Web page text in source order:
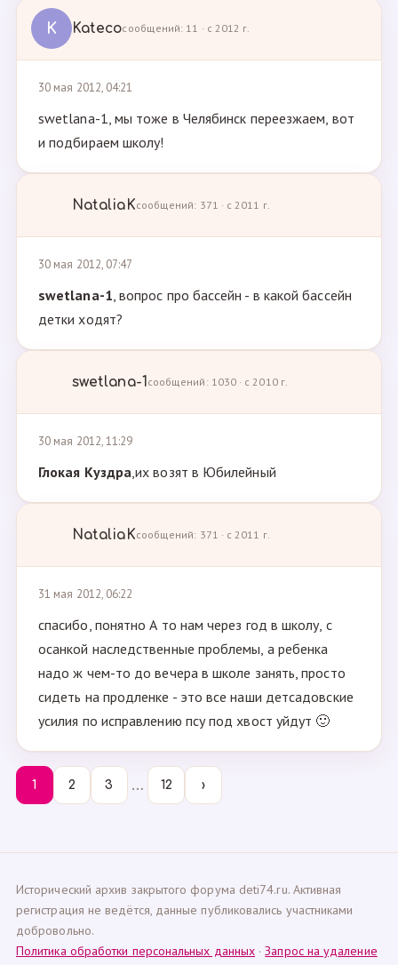
K Katecoсообщений: 11 · с 2012 г.
30 мая 2012, 04:21
swetlana-1, мы тоже в Челябинск переезжаем, вот
и подбираем школу!
NataliaKсообщений: 371 · с 2011 г.
30 мая 2012, 07:47
swetlana-1, вопрос про бассейн - в какой бассейн
детки ходят?
swetlana-1сообщений: 1030 · с 2010 г.
30 мая 2012, 11:29
Глокая Куздра,их возят в Юбилейный
NataliaKсообщений: 371 · с 2011 г.
31 мая 2012, 06:22
спасибо, понятно А то нам через год в школу, с
осанкой наследственные проблемы, а ребенка
надо ж чем-то до вечера в школе занять, просто
сидеть на продленке - это все наши детсадовские
усилия по исправлению псу под хвост уйдут 🙂
1 2 3 … 12 ›
Исторический архив закрытого форума deti74.ru. Активная
регистрация не ведётся, данные публиковались участниками
добровольно.
Политика обработки персональных данных ·Запрос на удаление